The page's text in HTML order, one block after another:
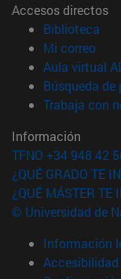
Accesos directos
Biblioteca
Mi correo
Aula virtual
Búsqueda de
Trabaja con
Información
TFNO +34 948 42
¿QUÉ GRADO TE
¿QUÉ MÁSTER TE
© Universidad de
Información
Accesibilidad